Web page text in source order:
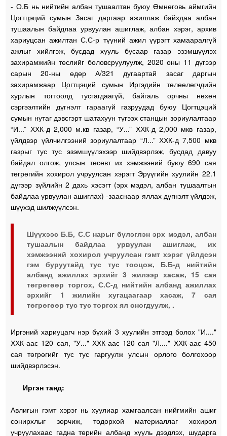
- О.Б нь нийтийн албан тушаалтан буюу Өмнөговь аймгийн
Цогтцэций сумын Засаг даргаар ажиллаж байхдаа албан
тушаалын байдлаа урвуулан ашиглаж, албан хэрэг, архив
хариуцсан ажилтан С.С-р түүний ажил үүрэгт хамааралгүй
ажлыг хийлгэж, бусдад хууль бусаар газар эзэмшүүлэх
захирамжийн төслийг боловсруулуулж, 2020 оны 11 дүгээр
сарын 20-ны өдөр А/321 дугаартай засаг даргын
захирамжаар Цогтцэций сумын Иргэдийн төлөөлөгчдийн
хурлын тогтоолд тусгагдаагүй, байгаль орчны нөхөн
сэргээлтийн дүгнэлт гараагүй газруудад буюу Цогтцэций
сумын нутаг дэвсгэрт шатахуун түгээх станцын зориулалтаар
“И...” ХХК-д 2,000 м.кв газар, “У...” ХХК-д 2,000 мкв газар,
үйлдвэр үйлчилгээний зориулалтаар “Л...” ХХК-д 7,500 мкв
газрыг тус тус эзэмшүүлэхээр шийдвэрлэж, бусдад давуу
байдал олгож, улсын төсөвт их хэмжээний буюу 690 сая
төгрөгийн хохирол учруулсан хэрэгт Эрүүгийн хуулийн 22.1
дүгээр зүйлийн 2 дахь хэсэгт (эрх мэдэл, албан тушаалтын
байдлаа урвуулан ашиглах) -зааснаар яллах дүгнэлт үйлдэж,
шүүхэд шилжүүлсэн.
Шүүхээс Б.Б, С.С нарыг бүлэглэн эрх мэдэл, албан
тушаалын байдлаа урвуулан ашиглаж, их
хэмжээний хохирол учруулсан гэмт хэрэг үйлдсэн
гэм буруутайд тус тус тооцож, Б.Б-д нийтийн
албанд ажиллах эрхийг 3 жилээр хасаж, 15 сая
төгрөгөөр торгох, С.С-д нийтийн албанд ажиллах
эрхийг 1 жилийн хугацаагаар хасаж, 7 сая
төгрөгөөр тус тус торгох ял оногдуулж, .
Иргэний хариуцагч нэр бүхий 3 хуулийн этгээд болох "И...."
ХХК-аас 120 сая, "У..." ХХК-аас 120 сая "Л...." ХХК-аас 450
сая төгрөгийг тус тус гаргуулж улсын орлого болгохоор
шийдвэрлэсэн.
Иргэн танд:
Авлигын гэмт хэрэг нь хуулиар хамгаалсан нийгмийн ашиг
сонирхлыг зөрчиж, тодорхой материаллаг хохирол
учруулахаас гадна төрийн албанд хууль дээдлэх, шударга